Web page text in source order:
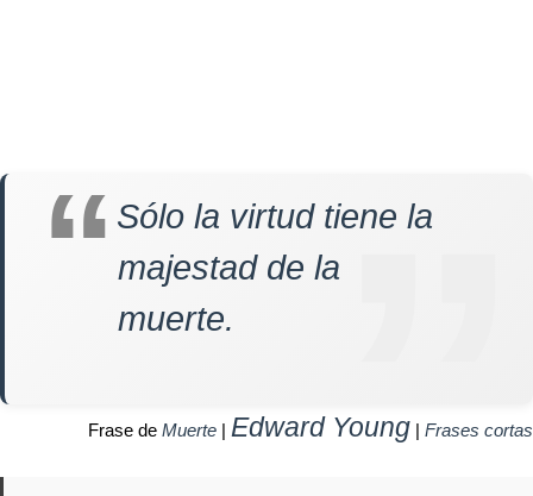
Sólo la virtud tiene la
majestad de la
muerte.
Frase de Muerte | Edward Young | Frases cortas